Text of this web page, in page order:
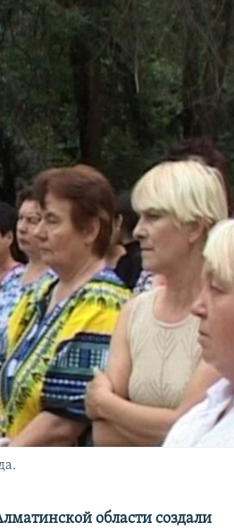
области создали